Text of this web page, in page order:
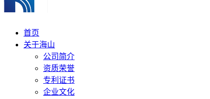
首页
关于海山
公司简介
资质荣誉
专利证书
企业文化